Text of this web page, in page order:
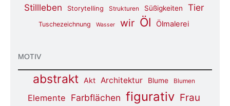
Stillleben Storytelling Strukturen Süßigkeiten Tier
Tuschezeichnung Wasser wir Öl Ölmalerei
MOTIV
abstrakt Akt Architektur Blume Blumen
Elemente Farbflächen figurativ Frau